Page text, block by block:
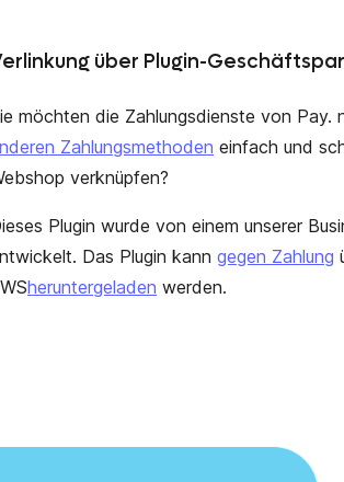
über Plugin-
möchten die Zahlungsdienste von Pay.
Zahlungsmethoden einfach und
verknüpfen?
Plugin wurde von einem unserer
Das Plugin kann gegen Zahlung
heruntergeladen werden.